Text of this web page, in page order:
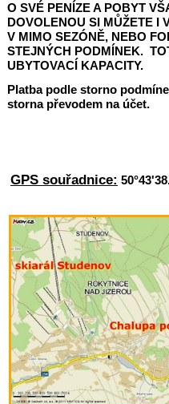
O SVÉ PENÍZE A POBYT
DOVOLENOU SI MŮŽETE I
V MIMO SEZÓNĚ, NEBO
STEJNÝCH PODMÍNEK.
UBYTOVACÍ KAPACITY.
Platba podle storno
storna převodem na účet.
GPS souřadnice: